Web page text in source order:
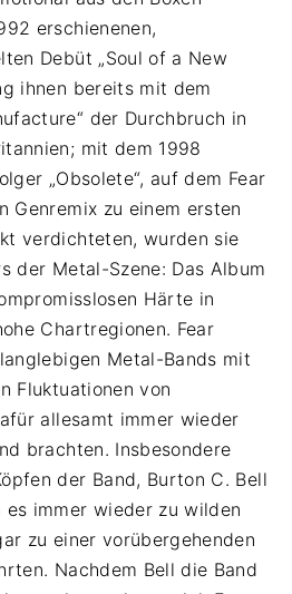
erschienenen,
Debüt „Soul of a New
ihnen bereits mit dem
der Durchbruch in
mit dem 1998
„Obsolete“, auf dem Fear
Genremix zu einem ersten
verdichteten, wurden sie
der Metal-Szene: Das Album
Härte in
Chartregionen. Fear
Metal-Bands mit
Fluktuationen von
allesamt immer wieder
brachten. Insbesondere
der Band, Burton C. Bell
es immer wieder zu wilden
zu einer vorübergehenden
Nachdem Bell die Band